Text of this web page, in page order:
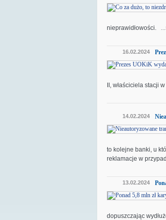
nieprawidłowości.
16.02.2024
II, właściciela stacji
14.02.2024
to kolejne banki, u
reklamacje w
13.02.2024
dopuszczając